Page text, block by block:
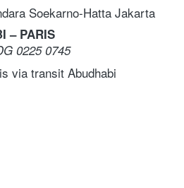
Soekarno-Hatta Jakarta
– PARIS
0225 0745
via transit Abudhabi